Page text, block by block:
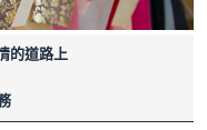
的道路上